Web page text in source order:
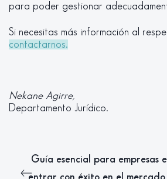
para poder gestionar
Si necesitas más información al
contactarnos.
Nekane Agirre,
Departamento Jurídico.
Guía esencial para empresas
entrar con éxito en el